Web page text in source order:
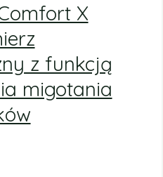
X
z funkcją
migotania